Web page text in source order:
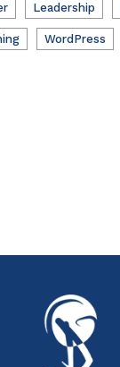
Leadership
WordPress